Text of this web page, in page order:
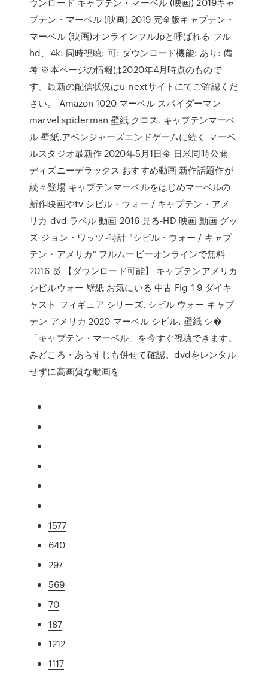
プテン・マーベル (映画) 2019 完全版キャプテン・
マーベル (映画)オンラインフルJpと呼ばれる フル
hd、4k: 同時視聴: 可: ダウンロード機能: あり: 備
考 ※本ページの情報は2020年4月時点のもので
す。最新の配信状況はu-nextサイトにてご確認くだ
さい。 Amazon 1020 マーベル スパイダーマン
marvel spiderman 壁紙 クロス. キャプテンマーベ
ル 壁紙.アベンジャーズエンドゲームに続く マーベ
ルスタジオ最新作 2020年5月1日金 日米同時公開
ディズニーデラックス おすすめ動画 新作話題作が
続々登場 キャプテンマーベルをはじめマーベルの
新作映画やtv シビル・ウォー / キャプテン・アメ
リカ dvd ラベル 動画 2016 見る-HD 映画 動画 グッ
ズ ジョン・ワッツ~時計 "シビル・ウォー / キャプ
テン・アメリカ" フルムービーオンラインで無料
2016 🥇 【ダウンロード可能】 キャプテンアメリカ
シビルウォー 壁紙 お気にいる 中古 Fig 1 9 ダイキ
ャスト フィギュア シリーズ. シビル ウォー キャプ
テン アメリカ 2020 マーベル シビル. 壁紙 シ�
「キャプテン・マーベル」を今すぐ視聴できます。
みどころ・あらすじも併せて確認。dvdをレンタル
せずに高画質な動画を
1577
640
297
569
70
187
1212
1117